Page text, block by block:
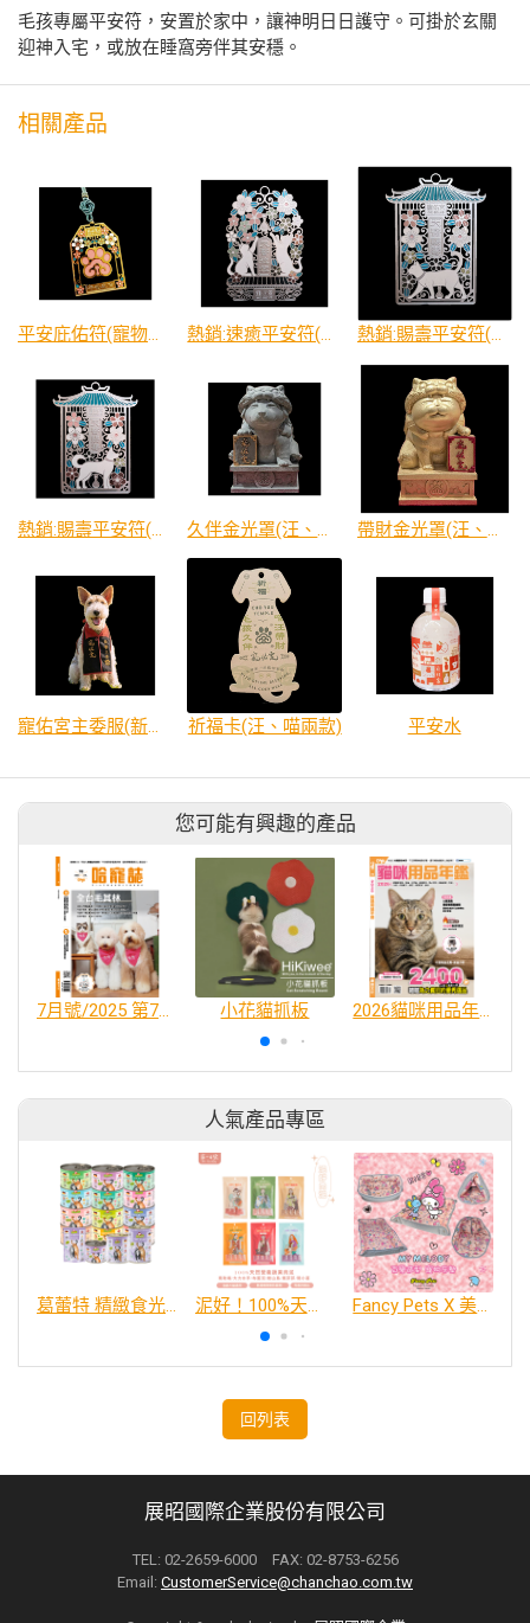
毛孩專屬平安符，安置於家中，讓神明日日護守。可掛於玄關
迎神入宅，或放在睡窩旁伴其安穩。
相關產品
平安庇佑符(寵物展限定/ 粉紅) 熱銷:速癒平安符(喵) 熱銷:賜壽平安符(喵)
熱銷:賜壽平安符(汪) 久伴金光罩(汪、喵兩款) 帶財金光罩(汪、喵兩款)
祈福卡(汪、喵兩款) 平安水
您可能有興趣的產品
7月號/2025 第70期 全台毛其林 小花貓抓板 2026貓咪用品年鑑
人氣產品專區
葛蕾特 精緻食光 主食貓罐、貓餐包 泥好！100%天然營養蔬果肉泥 Fancy Pets X 美樂蒂 百變造型寵物睡床墊
回列表
展昭國際企業股份有限公司
TEL: 02-2659-6000 FAX: 02-8753-6256
Email: CustomerService@chanchao.com.tw